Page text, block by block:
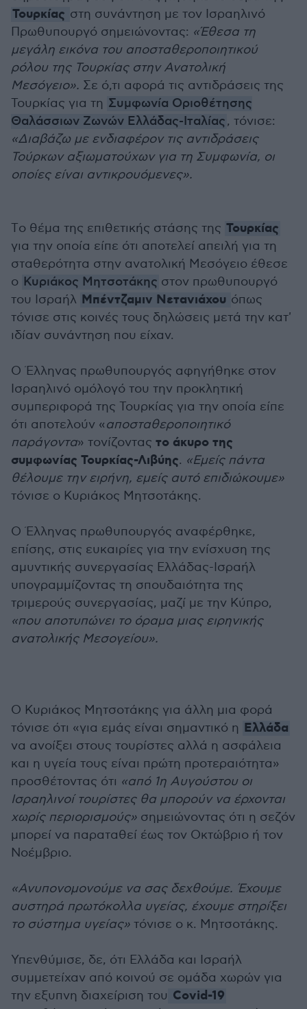
Τουρκίας στη συνάντηση με τον Ισραηλινό
Πρωθυπουργό σημειώνοντας: «Έθεσα τη
μεγάλη εικόνα του αποσταθεροποιητικού
ρόλου της Τουρκίας στην Ανατολική
Μεσόγειο». Σε ό,τι αφορά τις αντιδράσεις της
Τουρκίας για τη Συμφωνία Οριοθέτησης
Θαλάσσιων Ζωνών Ελλάδας-Ιταλίας, τόνισε:
«Διαβάζω με ενδιαφέρον τις αντιδράσεις
Τούρκων αξιωματούχων για τη Συμφωνία, οι
οποίες είναι αντικρουόμενες».
Tο θέμα της επιθετικής στάσης της Τουρκίας
για την οποία είπε ότι αποτελεί απειλή για τη
σταθερότητα στην ανατολική Μεσόγειο έθεσε
ο Κυριάκος Μητσοτάκης στον πρωθυπουργό
του Ισραήλ Μπέντζαμιν Νετανιάχου όπως
τόνισε στις κοινές τους δηλώσεις μετά την κατ'
ιδίαν συνάντηση που είχαν.
Ο Έλληνας πρωθυπουργός αφηγήθηκε στον
Ισραηλινό ομόλογό του την προκλητική
συμπεριφορά της Τουρκίας για την οποία είπε
ότι αποτελούν «αποσταθεροποιητικό
παράγοντα» τονίζοντας το άκυρο της
συμφωνίας Τουρκίας-Λιβύης. «Εμείς πάντα
θέλουμε την ειρήνη, εμείς αυτό επιδιώκουμε»
τόνισε ο Κυριάκος Μητσοτάκης.
Ο Έλληνας πρωθυπουργός αναφέρθηκε,
επίσης, στις ευκαιρίες για την ενίσχυση της
αμυντικής συνεργασίας Ελλάδας-Ισραήλ
υπογραμμίζοντας τη σπουδαιότητα της
τριμερούς συνεργασίας, μαζί με την Κύπρο,
«που αποτυπώνει το όραμα μιας ειρηνικής
ανατολικής Μεσογείου».
Ο Κυριάκος Μητσοτάκης για άλλη μια φορά
τόνισε ότι «για εμάς είναι σημαντικό η Ελλάδα
να ανοίξει στους τουρίστες αλλά η ασφάλεια
και η υγεία τους είναι πρώτη προτεραιότητα»
προσθέτοντας ότι «από 1η Αυγούστου οι
Ισραηλινοί τουρίστες θα μπορούν να έρχονται
χωρίς περιορισμούς» σημειώνοντας ότι η σεζόν
μπορεί να παραταθεί έως τον Οκτώβριο ή τον
Νοέμβριο.
«Ανυπονομονούμε να σας δεχθούμε. Έχουμε
αυστηρά πρωτόκολλα υγείας, έχουμε στηρίξει
το σύστημα υγείας» τόνισε ο κ. Μητσοτάκης.
Υπενθύμισε, δε, ότι Ελλάδα και Ισραήλ
συμμετείχαν από κοινού σε ομάδα χωρών για
την εξυπνη διαχείριση του Covid-19